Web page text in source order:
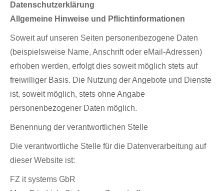
Datenschutzerklärung
Allgemeine Hinweise und Pflichtinformationen
Soweit auf unseren Seiten personenbezogene Daten
(beispielsweise Name, Anschrift oder eMail-Adressen)
erhoben werden, erfolgt dies soweit möglich stets auf
freiwilliger Basis. Die Nutzung der Angebote und Dienste
ist, soweit möglich, stets ohne Angabe
personenbezogener Daten möglich.
Benennung der verantwortlichen Stelle
Die verantwortliche Stelle für die Datenverarbeitung auf
dieser Website ist:
FZ it systems GbR